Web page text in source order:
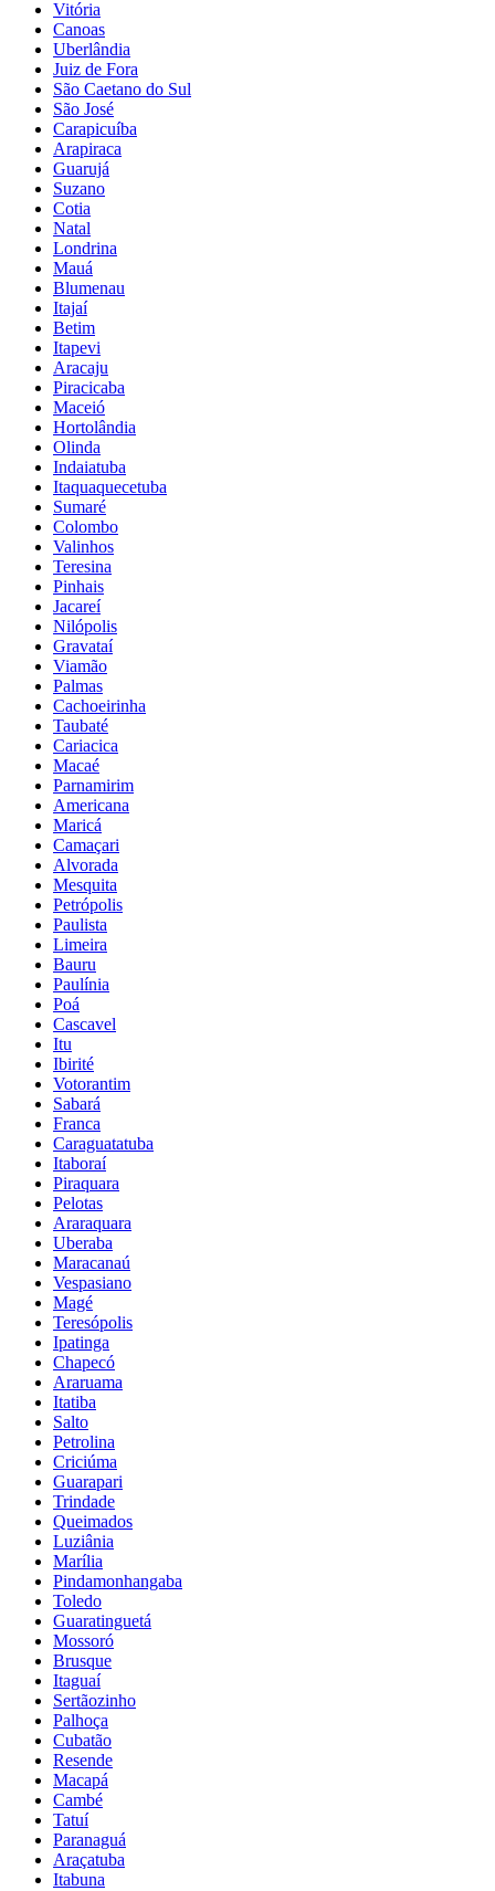
Vitória
Canoas
Uberlândia
Juiz de Fora
São Caetano do Sul
São José
Carapicuíba
Arapiraca
Guarujá
Suzano
Cotia
Natal
Londrina
Mauá
Blumenau
Itajaí
Betim
Itapevi
Aracaju
Piracicaba
Maceió
Hortolândia
Olinda
Indaiatuba
Itaquaquecetuba
Sumaré
Colombo
Valinhos
Teresina
Pinhais
Jacareí
Nilópolis
Gravataí
Viamão
Palmas
Cachoeirinha
Taubaté
Cariacica
Macaé
Parnamirim
Americana
Maricá
Camaçari
Alvorada
Mesquita
Petrópolis
Paulista
Limeira
Bauru
Paulínia
Poá
Cascavel
Itu
Ibirité
Votorantim
Sabará
Franca
Caraguatatuba
Itaboraí
Piraquara
Pelotas
Araraquara
Uberaba
Maracanaú
Vespasiano
Magé
Teresópolis
Ipatinga
Chapecó
Araruama
Itatiba
Salto
Petrolina
Criciúma
Guarapari
Trindade
Queimados
Luziânia
Marília
Pindamonhangaba
Toledo
Guaratinguetá
Mossoró
Brusque
Itaguaí
Sertãozinho
Palhoça
Cubatão
Resende
Macapá
Cambé
Tatuí
Paranaguá
Araçatuba
Itabuna